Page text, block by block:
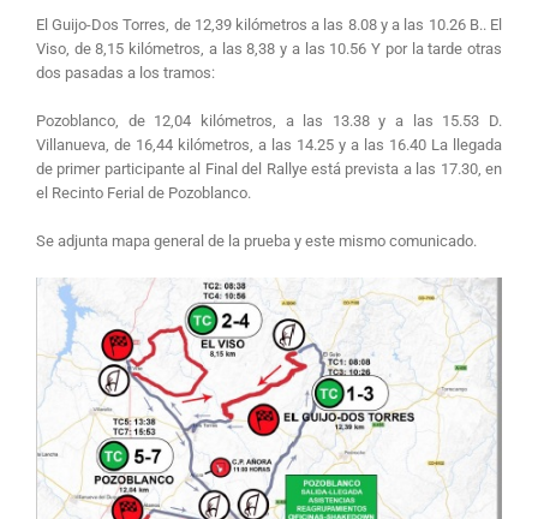
El Guijo-Dos Torres, de 12,39 kilómetros a las 8.08 y a las 10.26 B.. El
Viso, de 8,15 kilómetros, a las 8,38 y a las 10.56 Y por la tarde otras
dos pasadas a los tramos:
Pozoblanco, de 12,04 kilómetros, a las 13.38 y a las 15.53 D.
Villanueva, de 16,44 kilómetros, a las 14.25 y a las 16.40 La llegada
de primer participante al Final del Rallye está prevista a las 17.30, en
el Recinto Ferial de Pozoblanco.
Se adjunta mapa general de la prueba y este mismo comunicado.